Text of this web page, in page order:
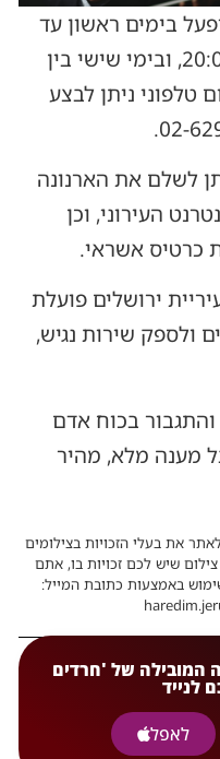
בימים ראשון עד
חמישי בין השעות 08:00 – 20:00, ובימי שישי בין
– 12:00. תשלום טלפוני ניתן לבצע
לשלם את הארנונה
העירוני, וכן
כרטיס אשראי.
ירושלים פועלת
ולספק שירות נגיש,
בכוח אדם
מענה מלא, מהיר
את בעלי הזכויות בצילומים
צילום שיש לכם זכויות בו, אתם
באמצעות כתובת המייל:
המובילה של 'חרדים
לנייד
לאפל